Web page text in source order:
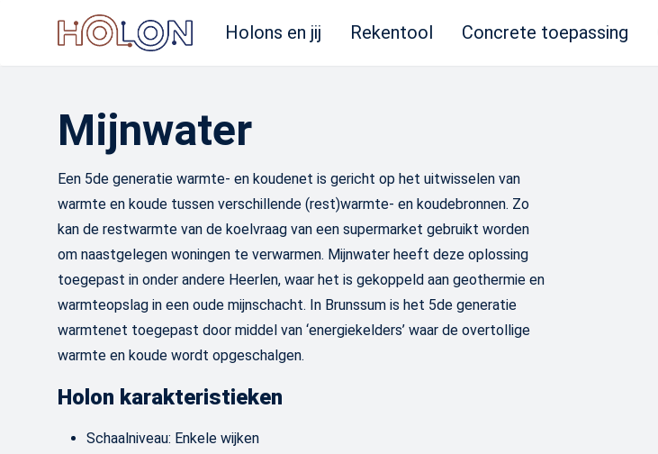
Holons en jij Rekentool Concrete toepassing
Mijnwater
Een 5de generatie warmte- en koudenet is gericht op het uitwisselen van
warmte en koude tussen verschillende (rest)warmte- en koudebronnen. Zo
kan de restwarmte van de koelvraag van een supermarket gebruikt worden
om naastgelegen woningen te verwarmen. Mijnwater heeft deze oplossing
toegepast in onder andere Heerlen, waar het is gekoppeld aan geothermie en
warmteopslag in een oude mijnschacht. In Brunssum is het 5de generatie
warmtenet toegepast door middel van ‘energiekelders’ waar de overtollige
warmte en koude wordt opgeschalgen.
Holon karakteristieken
Schaalniveau: Enkele wijken